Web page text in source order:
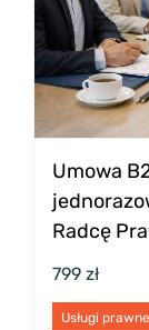
Umowa
Radcę
799 zł
Usługi